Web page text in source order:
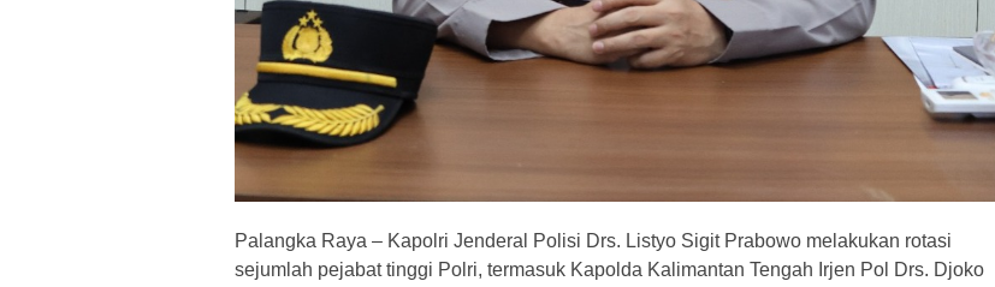
Palangka Raya – Kapolri Jenderal Polisi Drs. Listyo Sigit Prabowo melakukan rotasi
sejumlah pejabat tinggi Polri, termasuk Kapolda Kalimantan Tengah Irjen Pol Drs. Djoko